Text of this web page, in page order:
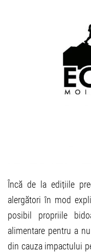
Încă de la edițiile
alergători în mod
posibil propriile
alimentare pentru a
din cauza impactului